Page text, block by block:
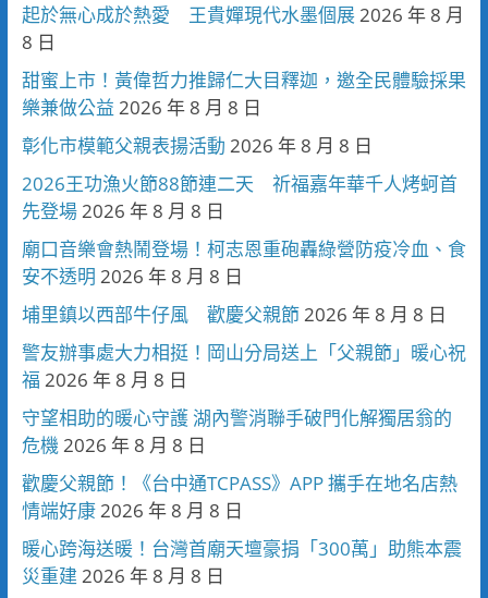
起於無心成於熱愛 王貴嬋現代水墨個展 2026 年 8 月
8 日
甜蜜上市！黃偉哲力推歸仁大目釋迦，邀全民體驗採果
樂兼做公益 2026 年 8 月 8 日
彰化市模範父親表揚活動 2026 年 8 月 8 日
2026王功漁火節88節連二天 祈福嘉年華千人烤蚵首
先登場 2026 年 8 月 8 日
廟口音樂會熱鬧登場！柯志恩重砲轟綠營防疫冷血、食
安不透明 2026 年 8 月 8 日
埔里鎮以西部牛仔風 歡慶父親節 2026 年 8 月 8 日
警友辦事處大力相挺！岡山分局送上「父親節」暖心祝
福 2026 年 8 月 8 日
守望相助的暖心守護 湖內警消聯手破門化解獨居翁的
危機 2026 年 8 月 8 日
歡慶父親節！《台中通TCPASS》APP 攜手在地名店熱
情端好康 2026 年 8 月 8 日
暖心跨海送暖！台灣首廟天壇豪捐「300萬」助熊本震
災重建 2026 年 8 月 8 日